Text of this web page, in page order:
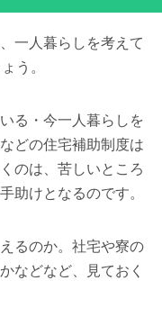
一人暮らしを考えて
う。
る・今一人暮らしを
どの住宅補助制度は
のは、苦しいところ
助けとなるのです。
るのか。社宅や寮の
などなど、見ておく